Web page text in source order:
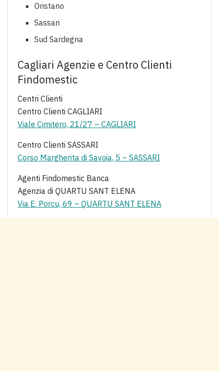
Oristano
Sassari
Sud Sardegna
Cagliari Agenzie e Centro Clienti
Findomestic
Centri Clienti
Centro Clienti CAGLIARI
Viale Cimitero, 21/27 – CAGLIARI
Centro Clienti SASSARI
Corso Margherita di Savoia, 5 – SASSARI
Agenti Findomestic Banca
Agenzia di QUARTU SANT ELENA
Via E. Porcu, 69 – QUARTU SANT ELENA